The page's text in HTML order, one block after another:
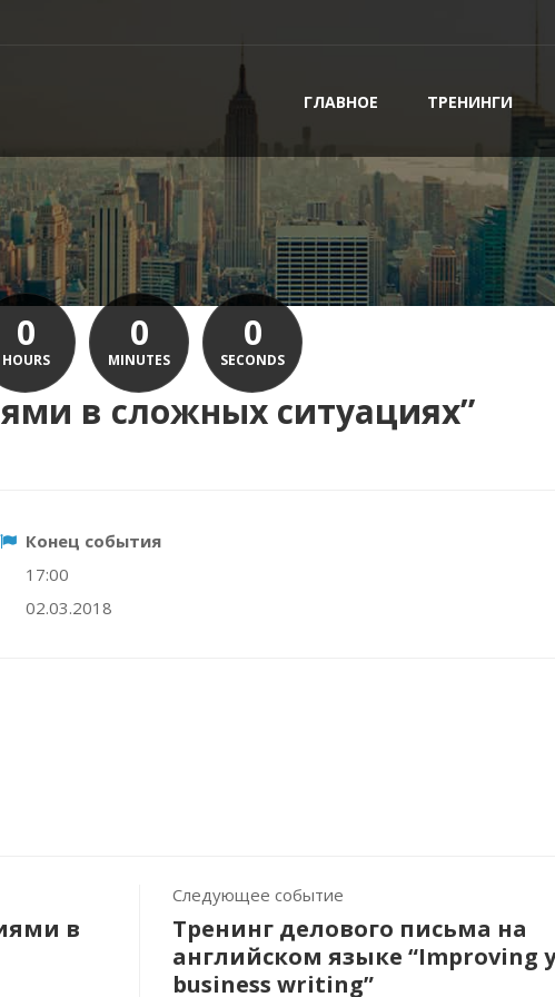
ГЛАВНОЕ ТРЕНИНГИ
в сложных ситуациях”
0
HOURS
0
MINUTES
0
SECONDS
Конец события
17:00
02.03.2018
в
Следующее событие
Тренинг делового письма на
английском языке “Improving
business writing”